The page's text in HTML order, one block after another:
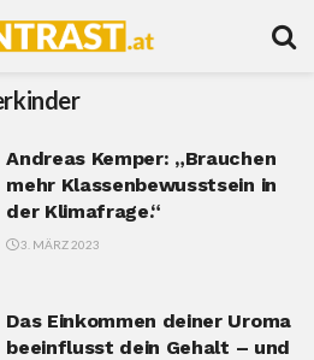
Andreas Kemper: „Brauchen
mehr Klassenbewusstsein in
der Klimafrage.“
3. MÄRZ 2023
Das Einkommen deiner Uroma
beeinflusst dein Gehalt – und